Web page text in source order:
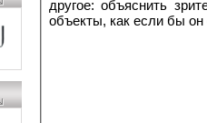
другое: объяснить
объекты, как если бы